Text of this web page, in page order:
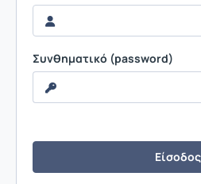
Συνθηματικό (password)